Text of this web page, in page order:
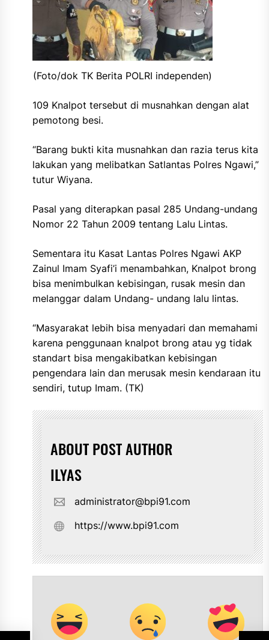
(Foto/dok TK Berita POLRI independen)
109 Knalpot tersebut di musnahkan dengan alat
pemotong besi.
“Barang bukti kita musnahkan dan razia terus kita
lakukan yang melibatkan Satlantas Polres Ngawi,”
tutur Wiyana.
Pasal yang diterapkan pasal 285 Undang-undang
Nomor 22 Tahun 2009 tentang Lalu Lintas.
Sementara itu Kasat Lantas Polres Ngawi AKP
Zainul Imam Syafi’i menambahkan, Knalpot brong
bisa menimbulkan kebisingan, rusak mesin dan
melanggar dalam Undang- undang lalu lintas.
“Masyarakat lebih bisa menyadari dan memahami
karena penggunaan knalpot brong atau yg tidak
standart bisa mengakibatkan kebisingan
pengendara lain dan merusak mesin kendaraan itu
sendiri, tutup Imam. (TK)
ABOUT POST AUTHOR
ILYAS
administrator@bpi91.com
https://www.bpi91.com